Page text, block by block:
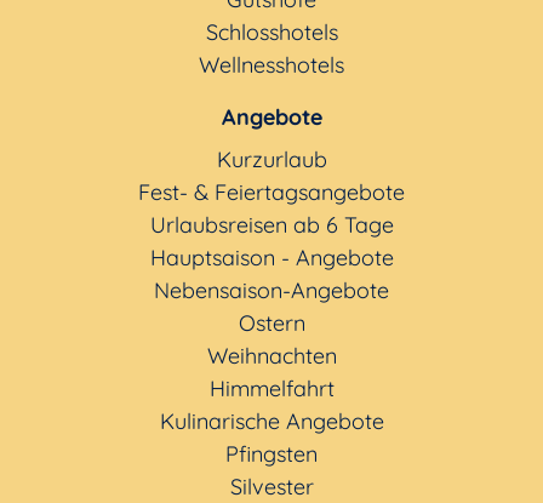
Schlosshotels
Wellnesshotels
Angebote
Kurzurlaub
Fest- & Feiertagsangebote
Urlaubsreisen ab 6 Tage
Hauptsaison - Angebote
Nebensaison-Angebote
Ostern
Weihnachten
Himmelfahrt
Kulinarische Angebote
Pfingsten
Silvester